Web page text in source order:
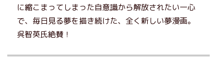
に縮こまってしまった自意識から解放されたい一心
で、毎日見る夢を描き続けた、全く新しい夢漫画。
呉智英氏絶賛！